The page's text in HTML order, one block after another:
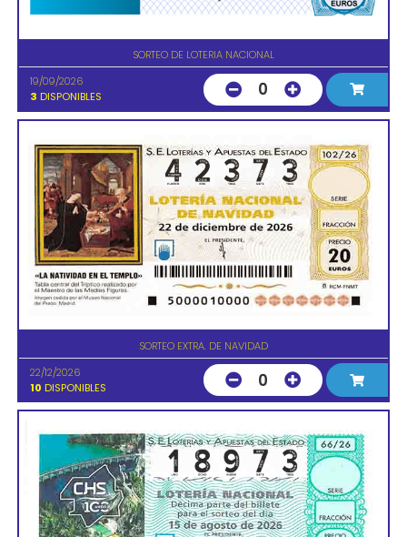
SORTEO DE LOTERIA NACIONAL
19/09/2026
3 DISPONIBLES 0
SORTEO EXTRA. DE NAVIDAD
22/12/2026
10 DISPONIBLES 0